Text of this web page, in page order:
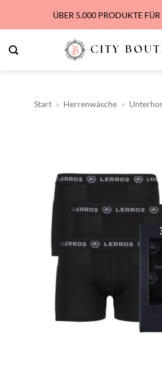
springen
ÜBER 5.000 PRODUKTE
Start » Herrenwäsche »